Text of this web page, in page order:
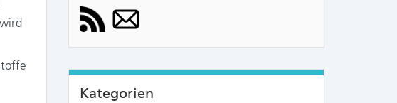
Kategorien